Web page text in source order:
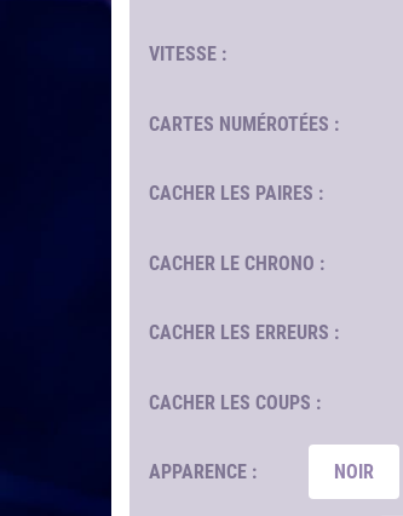
VITESSE :
CARTES NUMÉROTÉES :
CACHER LES PAIRES :
CACHER LE CHRONO :
CACHER LES ERREURS :
CACHER LES COUPS :
APPARENCE : NOIR